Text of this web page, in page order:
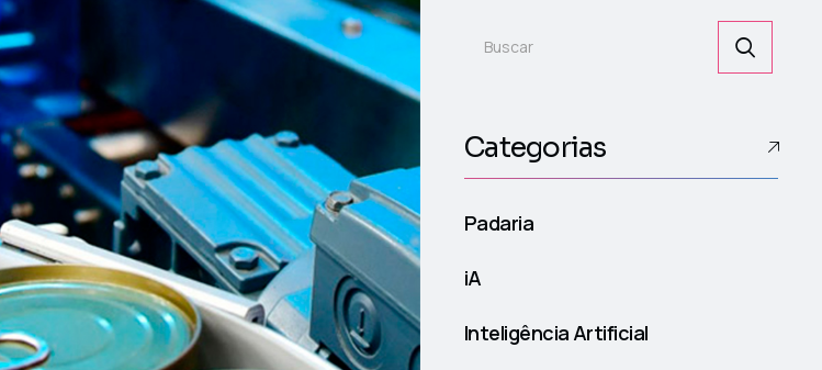
search
Categorias
Padaria
iA
Inteligência Artificial